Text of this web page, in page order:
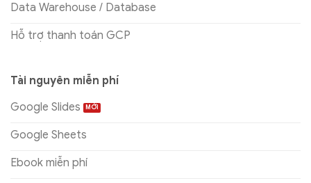
Data Warehouse / Database
Hỗ trợ thanh toán GCP
Tài nguyên miễn phí
Google Slides
Google Sheets
Ebook miễn phí